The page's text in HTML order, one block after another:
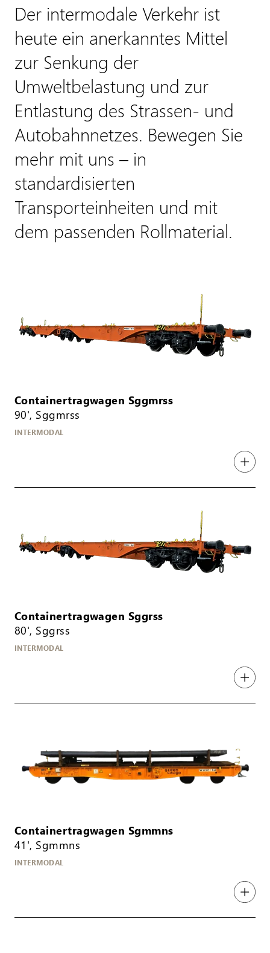
Der intermodale Verkehr ist
heute ein anerkanntes Mittel
zur Senkung der
Umweltbelastung und zur
Entlastung des Strassen- und
Autobahnnetzes. Bewegen Sie
mehr mit uns – in
standardisierten
Transporteinheiten und mit
dem passenden Rollmaterial.
Containertragwagen Sggmrss
90', Sggmrss
INTERMODAL
Containertragwagen Sggrss
80', Sggrss
INTERMODAL
Containertragwagen Sgmmns
41', Sgmmns
INTERMODAL